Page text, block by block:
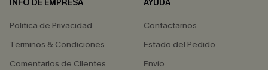
INFO DE EMPRESA
Política de Privacidad
Términos & Condiciones
Comentarios de Clientes
AYUDA
Contactarnos
Estado del Pedido
Envío